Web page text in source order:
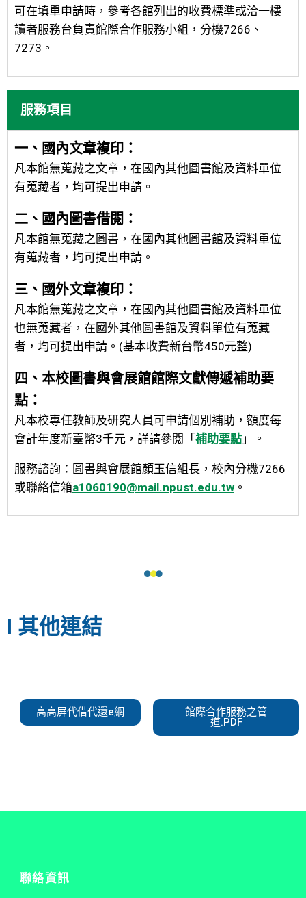
可在填單申請時，參考各館列出的收費標準或洽一樓
讀者服務台負責館際合作服務小組，分機7266、
7273。
服務項目
一、國內文章複印：
凡本館無蒐藏之文章，在國內其他圖書館及資料單位
有蒐藏者，均可提出申請。
二、國內圖書借閱：
凡本館無蒐藏之圖書，在國內其他圖書館及資料單位
有蒐藏者，均可提出申請。
三、國外文章複印：
凡本館無蒐藏之文章，在國內其他圖書館及資料單位
也無蒐藏者，在國外其他圖書館及資料單位有蒐藏
者，均可提出申請。(基本收費新台幣450元整)
四、本校圖書與會展館館際文獻傳遞補助要
點：
凡本校專任教師及研究人員可申請個別補助，額度每
會計年度新臺幣3千元，詳請參閱「補助要點 」。
服務諮詢：圖書與會展館顏玉信組長，校內分機7266
或聯絡信箱a1060190@mail.npust.edu.tw 。
I 其他連結
高高屏代借代還e網
館際合作服務之管
道.PDF
聯絡資訊